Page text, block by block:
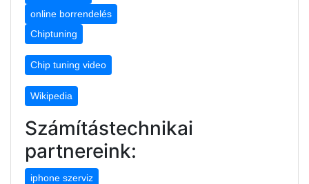
online borrendelés
Chiptuning
Chip tuning video
Wikipedia
Számítástechnikai
partnereink:
iphone szerviz